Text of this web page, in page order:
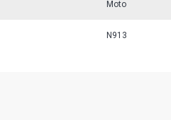
Moto
N913